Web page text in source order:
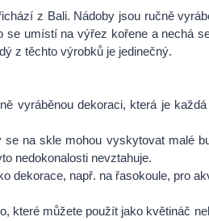
z Bali. Nádoby jsou ručně
se umístí na výřez kořene a nechá
z těchto výrobků je jedinečný.
vyráběnou dekoraci, která je
na skle mohou vyskytovat malé
nedokonalosti nevztahuje.
dekorace, např. na řasokoule, pro
které můžete použít jako květináč